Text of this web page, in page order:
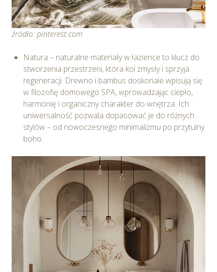
źródło: pinterest.com
Natura – naturalne materiały w łazience to klucz do
stworzenia przestrzeni, która koi zmysły i sprzyja
regeneracji. Drewno i bambus doskonale wpisują się
w filozofię domowego SPA, wprowadzając ciepło,
harmonię i organiczny charakter do wnętrza. Ich
uniwersalność pozwala dopasować je do różnych
stylów – od nowoczesnego minimalizmu po przytulny
boho.